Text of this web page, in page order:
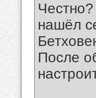
нашёл
После